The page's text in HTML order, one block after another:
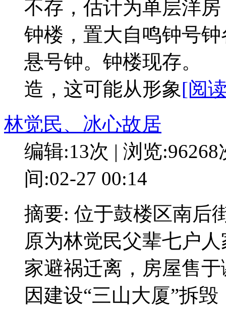
不存，估计为单层洋
钟楼，置大自鸣钟号
悬号钟。钟楼现存。
造，这可能从形象[阅
林觉民、冰心故居
编辑:13次 | 浏览:96268
间:02-27 00:14
摘要: 位于鼓楼区南后
原为林觉民父辈七户
家避祸迁离，房屋售
因建设“三山大厦”拆